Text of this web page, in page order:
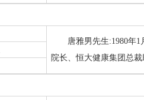
唐雅男先生:1980年
院长、恒大健康集团总